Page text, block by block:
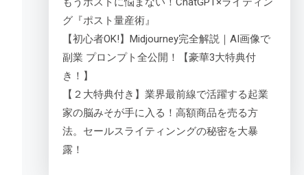
グ『ポスト量産術』
【初心者OK!】Midjourney完全解説｜AI画像で
副業 プロンプト全公開！【豪華3大特典付
き！】
【２大特典付き】業界最前線で活躍する起業
家の脳みそが手に入る！高額商品を売る方
法。セールスライティンングの秘密を大暴
露！